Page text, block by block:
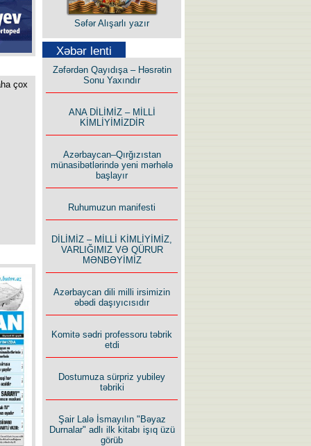
çox
Səfər Alışarlı yazır
Uzun yolun Yolçusu
Bu yolda mən varam!
İlham İsmayıl yazır:
Xəbər lenti
Zəfərdən Qayıdışa – Həsrətin
Sonu Yaxındır
ANA DİLİMİZ – MİLLİ
KİMLİYİMİZDİR
Azərbaycan–Qırğızıstan
münasibətlərində yeni mərhələ
başlayır
Ruhumuzun manifesti
DİLİMİZ – MİLLİ KİMLİYİMİZ,
VARLIĞIMIZ VƏ QÜRUR
MƏNBƏYİMİZ
Azərbaycan dili milli irsimizin
əbədi daşıyıcısıdır
Komitə sədri professoru təbrik
etdi
Dostumuza sürpriz yubiley
təbriki
Şair Lalə İsmayılın "Bəyaz
Durnalar" adlı ilk kitabı işıq üzü
görüb